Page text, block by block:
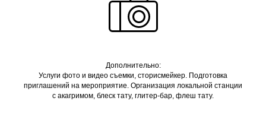
Дополнительно:
Услуги фото и видео съемки, сторисмейкер. Подготовка
приглашений на мероприятие. Организация локальной станции
с акагримом, блеск тату, глитер-бар, флеш тату.